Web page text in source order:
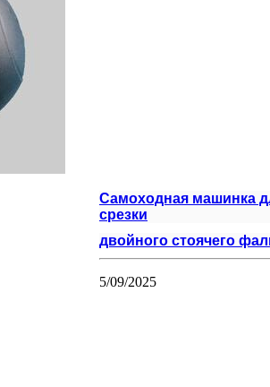
Самоходная машинка
срезки
двойного стоячего
5/09/2025